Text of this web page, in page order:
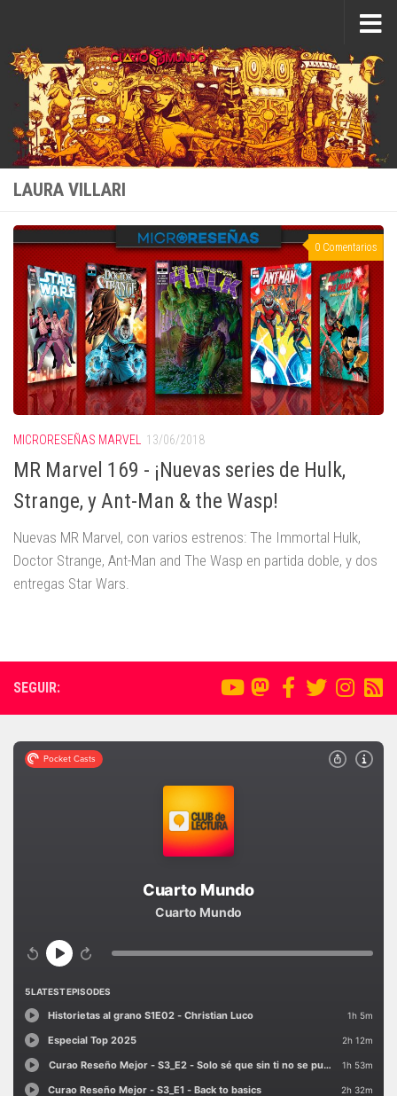
LAURA VILLARI
0 Comentarios
MICRORESEÑAS MARVEL 13/06/2018
MR Marvel 169 - ¡Nuevas series de Hulk,
Strange, y Ant-Man & the Wasp!
Nuevas MR Marvel, con varios estrenos: The Immortal Hulk,
Doctor Strange, Ant-Man and The Wasp en partida doble, y dos
entregas Star Wars.
SEGUIR: